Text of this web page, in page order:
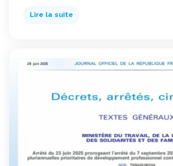
Lire la suite